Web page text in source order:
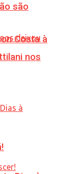
Costa à
são
nos